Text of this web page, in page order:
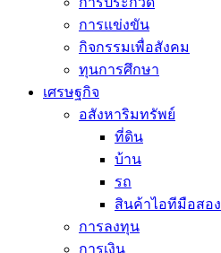
การแข่งขัน
กิจกรรมเพื่อสังคม
ทุนการศึกษา
เศรษฐกิจ
อสังหาริมทรัพย์
ที่ดิน
บ้าน
รถ
สินค้าไอทีมือสอง
การลงทุน
การเงิน